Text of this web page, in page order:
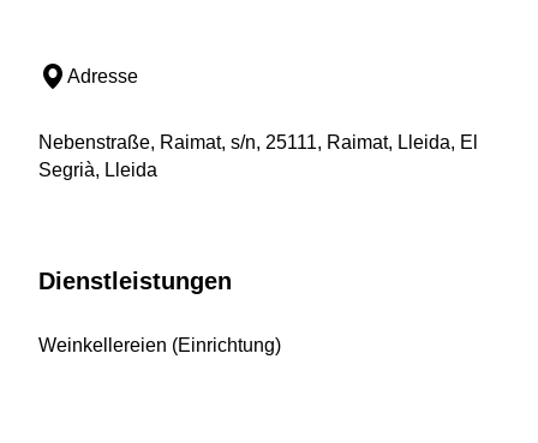
Adresse
Nebenstraße, Raimat, s/n, 25111, Raimat, Lleida, El
Segrià, Lleida
Dienstleistungen
Weinkellereien (Einrichtung)